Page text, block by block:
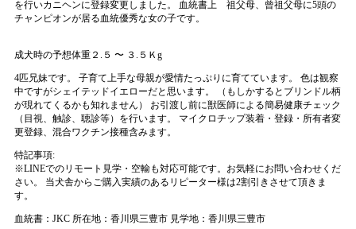
を行いカニヘンに登録変更しました。 血統書上 祖父母、曾祖父母に5頭の
チャンピオンが居る血統優秀な女の子です。
成犬時の予想体重２.５ 〜 ３.５Ｋg
4匹兄妹です。 子育て上手な母親が愛情たっぷりに育てています。 色は観察
中ですがシェイテッドイエローだと思います。 （もしかするとブリンドル柄
が現れてくるかも知れません） お引渡し前に獣医師による簡易健康チェック
（目視、触診、聴診等）を行います。 マイクロチップ装着・登録・所有者変
更登録、混合ワクチン接種含みます。
特記事項:
※LINEでのリモート見学・空輸も対応可能です。お気軽にお問い合わせくだ
さい。 当犬舎からご購入実績のあるリピーター様は2割引きさせて頂きま
す。
血統書：JKC 所在地：香川県三豊市 見学地：香川県三豊市